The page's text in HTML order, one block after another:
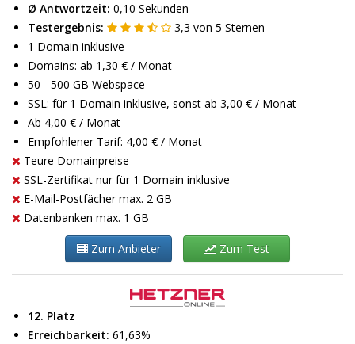
Ø Antwortzeit: 0,10 Sekunden
Testergebnis:
3,3 von 5 Sternen
1 Domain inklusive
Domains: ab 1,30 € / Monat
50 - 500 GB Webspace
SSL: für 1 Domain inklusive, sonst ab 3,00 € / Monat
Ab 4,00 € / Monat
Empfohlener Tarif: 4,00 € / Monat
Teure Domainpreise
SSL-Zertifikat nur für 1 Domain inklusive
E-Mail-Postfächer max. 2 GB
Datenbanken max. 1 GB
Zum Anbieter Zum Test
12. Platz
Erreichbarkeit: 61,63%